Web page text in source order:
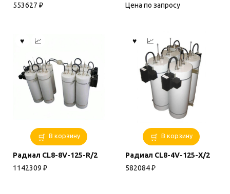
553627 ₽
Цена по запросу
В корзину
Радиал CL8-8V-125-R/2
1142309 ₽
В корзину
Радиал CL8-4V-125-X/2
582084₽